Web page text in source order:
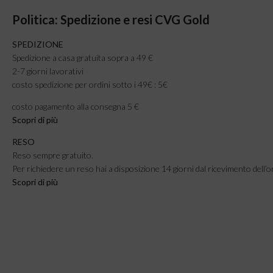
Politica: Spedizione e resi CVG Gold
SPEDIZIONE
Spedizione a casa gratuita sopra a 49 €
2-7 giorni lavorativi
costo spedizione per ordini sotto i 49€ : 5€
costo pagamento alla consegna 5 €
Scopri di più
RESO
Reso sempre gratuito.
Per richiedere un reso hai a disposizione 14 giorni dal ricevimento
Scopri di più